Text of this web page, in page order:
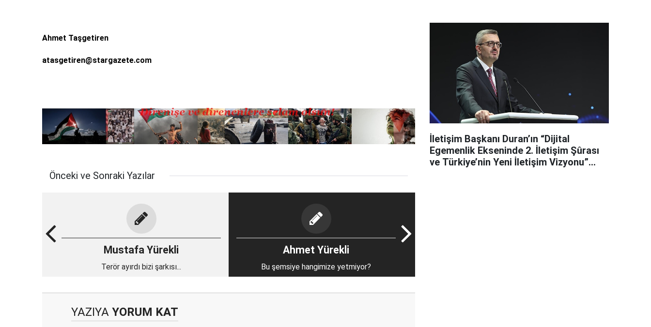
Ahmet Taşgetiren
atasgetiren@stargazete.com
Önceki ve Sonraki Yazılar
Mustafa Yürekli
Terör ayırdı bizi şarkısı...
Ahmet Yürekli
Bu şemsiye hangimize yetmiyor?
YAZIYA YORUM KAT
İletişim Başkanı Duran’ın “Dijital
Egemenlik Ekseninde 2. İletişim Şûrası
ve Türkiye’nin Yeni İletişim Vizyonu”